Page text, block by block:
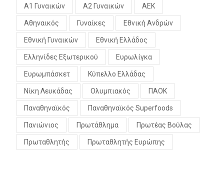
Α1 Γυναικών Α2 Γυναικών ΑΕΚ
Αθηναικός Γυναίκες Εθνική Ανδρών
Εθνική Γυναικών Εθνική Ελλάδος
Ελληνίδες Εξωτερικού Ευρωλίγκα
Ευρωμπάσκετ Κύπελλο Ελλάδας
Νίκη Λευκάδας Ολυμπιακός ΠΑΟΚ
Παναθηναϊκός Παναθηναϊκός Superfoods
Πανιώνιος Πρωτάθλημα Πρωτέας Βούλας
Πρωταθλητής Πρωταθλητής Ευρώπης